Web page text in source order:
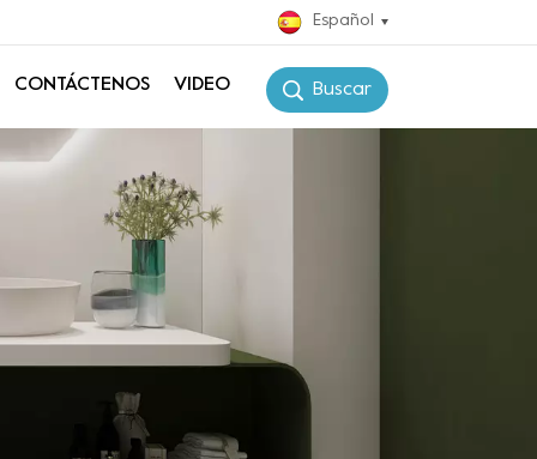
Español
Buscar
CONTÁCTENOS VIDEO